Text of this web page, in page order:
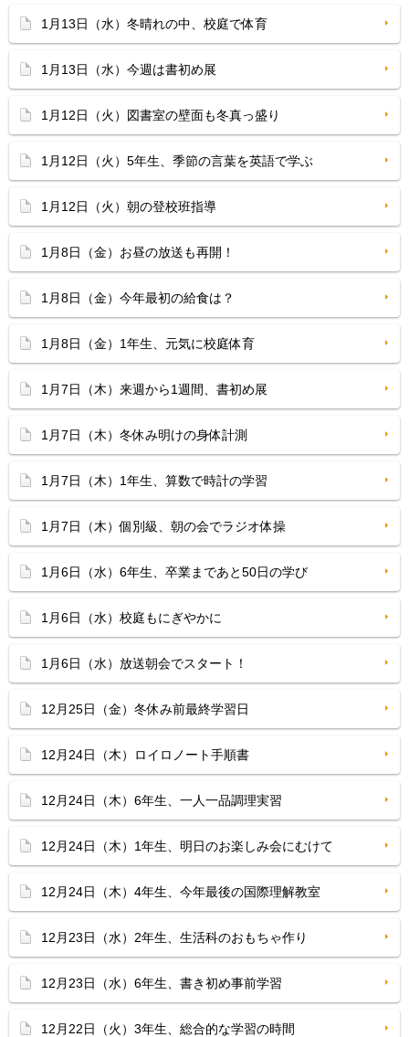
1月13日（水）冬晴れの中、校庭で体育
1月13日（水）今週は書初め展
1月12日（火）図書室の壁面も冬真っ盛り
1月12日（火）5年生、季節の言葉を英語で学ぶ
1月12日（火）朝の登校班指導
1月8日（金）お昼の放送も再開！
1月8日（金）今年最初の給食は？
1月8日（金）1年生、元気に校庭体育
1月7日（木）来週から1週間、書初め展
1月7日（木）冬休み明けの身体計測
1月7日（木）1年生、算数で時計の学習
1月7日（木）個別級、朝の会でラジオ体操
1月6日（水）6年生、卒業まであと50日の学び
1月6日（水）校庭もにぎやかに
1月6日（水）放送朝会でスタート！
12月25日（金）冬休み前最終学習日
12月24日（木）ロイロノート手順書
12月24日（木）6年生、一人一品調理実習
12月24日（木）1年生、明日のお楽しみ会にむけて
12月24日（木）4年生、今年最後の国際理解教室
12月23日（水）2年生、生活科のおもちゃ作り
12月23日（水）6年生、書き初め事前学習
12月22日（火）3年生、総合的な学習の時間